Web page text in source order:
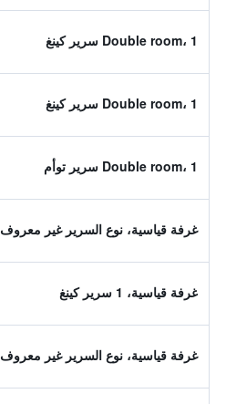
Double room، 1 سرير كينغ
Double room، 1 سرير كينغ
Double room، 1 سرير توأم
غرفة قياسية، نوع السرير غير معروف
غرفة قياسية، 1 سرير كينغ
غرفة قياسية، نوع السرير غير معروف